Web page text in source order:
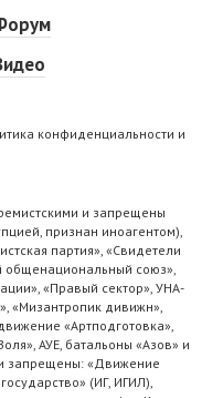
конфиденциальности и
и запрещены
признан иноагентом),
партия», «Свидетели
общенациональный союз»,
«Правый сектор», УНА-
«Мизантропик дивижн»,
«Артподготовка»,
АУЕ, батальоны «Азов» и
запрещены: «Движение
(ИГ, ИГИЛ),